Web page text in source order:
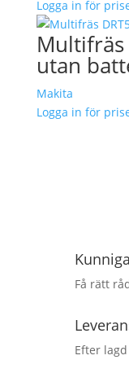
Logga in för
Multifräs
utan
Makita
Logga in för
Få rätt
Efter